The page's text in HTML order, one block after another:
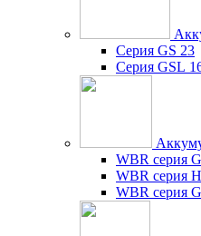
Серия GS 23
Серия GSL
WBR серия
WBR серия
WBR серия